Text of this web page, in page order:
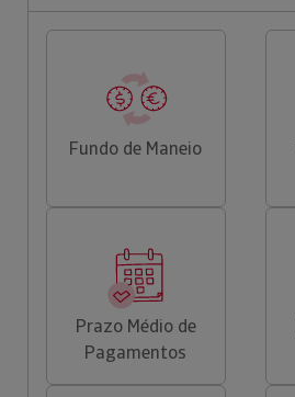
Fundo de Maneio
Prazo Médio de
Pagamentos